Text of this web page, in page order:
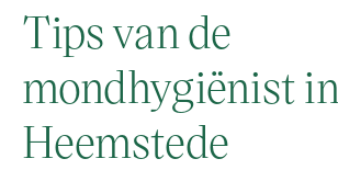
Tips van de
mondhygiënist in
Heemstede